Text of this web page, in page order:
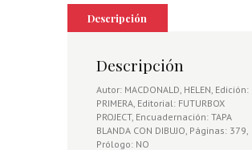
Descripción
Descripción
Autor: MACDONALD, HELEN, Edición:
PRIMERA, Editorial: FUTURBOX
PROJECT, Encuadernación: TAPA
BLANDA CON DIBUJO, Páginas: 379,
Prólogo: NO